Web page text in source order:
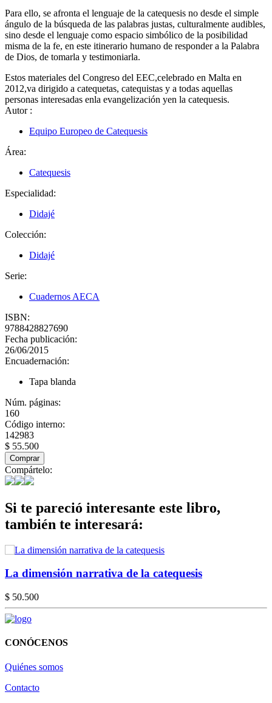
Para ello, se afronta el lenguaje de la catequesis no desde el simple
ángulo de la búsqueda de las palabras justas, culturalmente audibles,
sino desde el lenguaje como espacio simbólico de la posibilidad
misma de la fe, en este itinerario humano de responder a la Palabra
de Dios, de tomarla y testimoniarla.
Estos materiales del Congreso del EEC,celebrado en Malta en
2012,va dirigido a catequetas, catequistas y a todas aquellas
personas interesadas enla evangelización yen la catequesis.
Autor :
Equipo Europeo de Catequesis
Área:
Catequesis
Especialidad:
Didajé
Colección:
Didajé
Serie:
Cuadernos AECA
ISBN:
9788428827690
Fecha publicación:
26/06/2015
Encuadernación:
Tapa blanda
Núm. páginas:
160
Código interno:
142983
$ 55.500
Comprar
Compártelo:
Si te pareció interesante este libro,
también te interesará:
La dimensión narrativa de la catequesis
$ 50.500
CONÓCENOS
Quiénes somos
Contacto